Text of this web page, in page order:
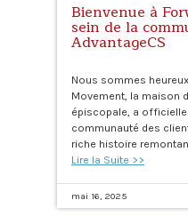
Bienvenue à
sein de la
AdvantageCS
Nous sommes
Movement, la maison
épiscopale, a
communauté des
riche histoire
Lire la Suite >>
mai 16, 2025